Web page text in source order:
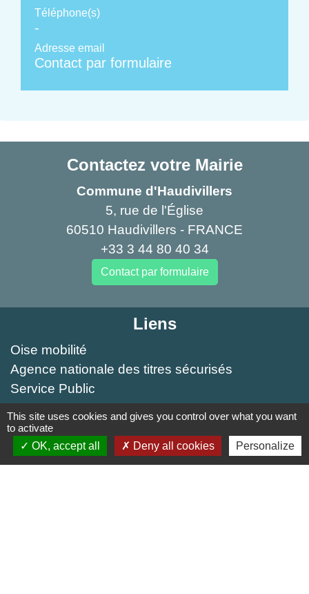
Téléphone(s)
-
Adresse email
Contact par formulaire
Contactez votre Mairie
Commune d'Haudivillers
5, rue de l'Église
60510 Haudivillers - FRANCE
+33 3 44 80 40 34
Contact par formulaire
Liens
Oise mobilité
Agence nationale des titres sécurisés
Service Public
Partenaires institutionnels
Région Hauts-de-France
This site uses cookies and gives you control over what you want
to activate
OK, accept all
Deny all cookies Personalize